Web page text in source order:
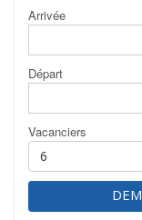
Arrivée
Départ
Vacanciers